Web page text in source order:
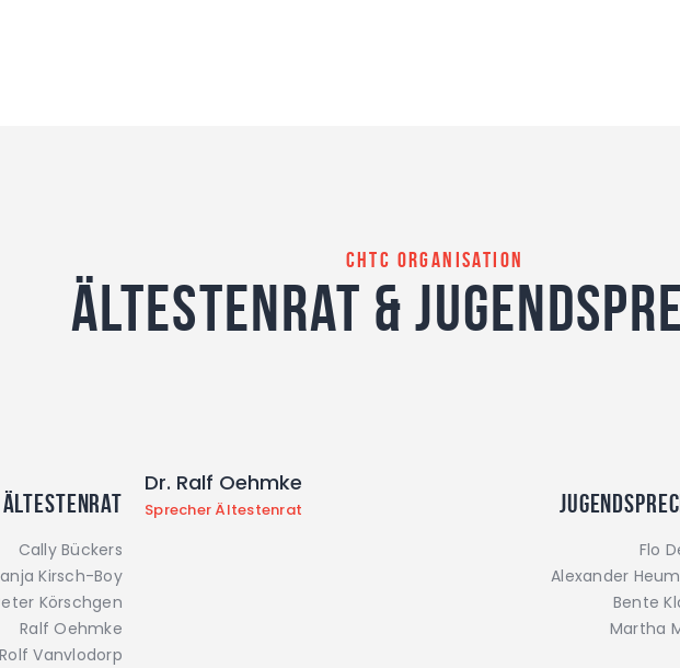
CHTC Organisation
Ältestenrat &
Ältestenrat
Cally Bückers
Kirsch-Boy
Körschgen
Ralf Oehmke
Rolf Vanvlodorp
Dr. Ralf Oehmke
Sprecher Ältestenrat
Flo
Alexander
Bente
Martha